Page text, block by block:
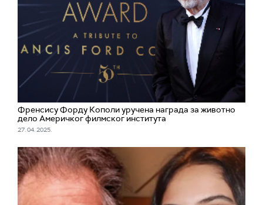
Френсису Форду Кополи уручена награда за животно
дело Америчког филмског института
27. 04. 2025.